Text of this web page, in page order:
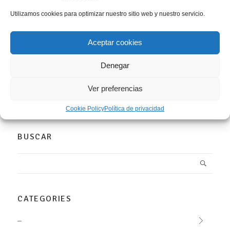
Utilizamos cookies para optimizar nuestro sitio web y nuestro servicio.
Aceptar cookies
Denegar
Ver preferencias
Cookie PolicyPolítica de privacidad
artistas Juan Ariño y Héctor Jácome El domingo 7 de abril,
a las 12.30 h, realizaremos una visita guiada a la
Héctor Jácome, fotografía” que dará pie a un encuentro-
BUSCAR
CATEGORIES
–